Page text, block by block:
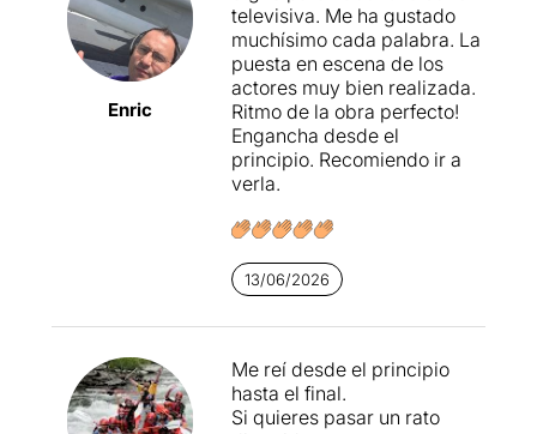
Enric
televisiva. Me ha gustado
muchísimo cada palabra. La
puesta en escena de los
actores muy bien realizada.
Ritmo de la obra perfecto!
Engancha desde el
principio. Recomiendo ir a
verla.
13/06/2026
Me reí desde el principio
hasta el final.
Si quieres pasar un rato